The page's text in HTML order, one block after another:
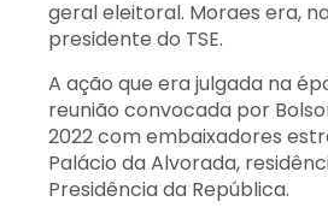
geral eleitoral. Moraes era,
presidente do TSE.
A ação que era julgada na
reunião convocada por
2022 com embaixadores
Palácio da Alvorada,
Presidência da República.